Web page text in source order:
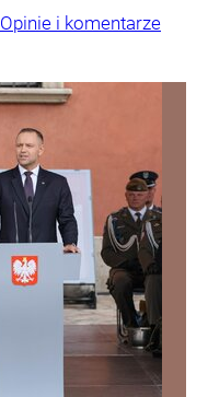
Opinie i komentarze